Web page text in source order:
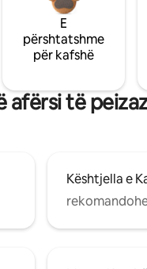
E
përshtatshme
për kafshë
afërsi të
Kështjella e